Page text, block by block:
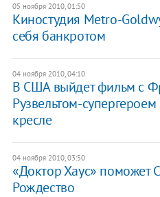
05 ноября 2010, 01:50
Киностудия Metro-
себя банкротом
04 ноября 2010, 04:10
В США выйдет фильм с
Рузвельтом-
кресле
04 ноября 2010, 03:50
«Доктор Хаус» поможет
Рождество